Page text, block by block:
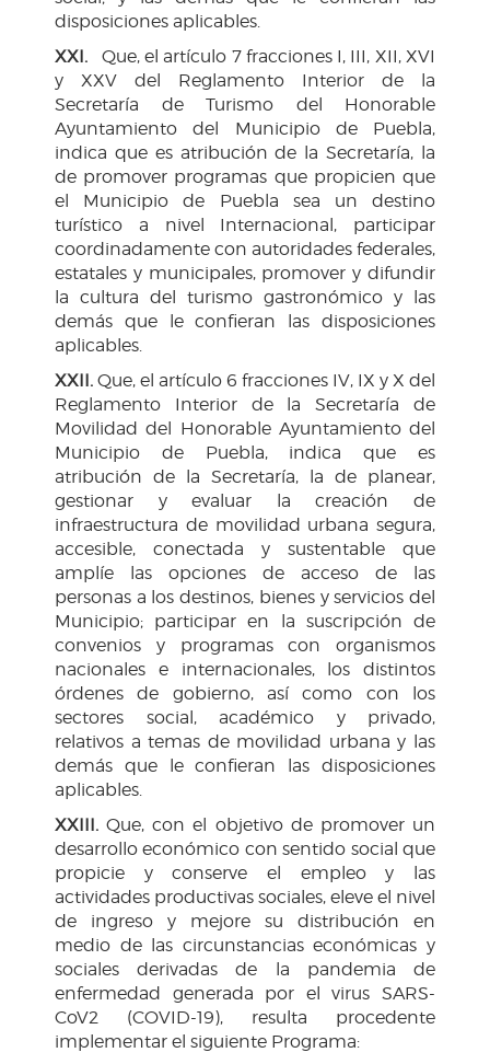
disposiciones aplicables.
XXI.
Que, el artículo 7 fracciones I, III, XII, XVI
y XXV del Reglamento Interior de la
Secretaría de Turismo del Honorable
Ayuntamiento del Municipio de Puebla,
indica que es atribución de la Secretaría, la
de promover programas que propicien que
el Municipio de Puebla sea un destino
turístico a nivel Internacional, participar
coordinadamente con autoridades federales,
estatales y municipales, promover y difundir
la cultura del turismo gastronómico y las
demás que le confieran las disposiciones
aplicables.
XXII. Que, el artículo 6 fracciones IV, IX y X del
Reglamento Interior de la Secretaría de
Movilidad del Honorable Ayuntamiento del
Municipio de Puebla, indica que es
atribución de la Secretaría, la de planear,
gestionar y evaluar la creación de
infraestructura de movilidad urbana segura,
accesible, conectada y sustentable que
amplíe las opciones de acceso de las
personas a los destinos, bienes y servicios del
Municipio; participar en la suscripción de
convenios y programas con organismos
nacionales e internacionales, los distintos
órdenes de gobierno, así como con los
sectores social, académico y privado,
relativos a temas de movilidad urbana y las
demás que le confieran las disposiciones
aplicables.
XXIII. Que, con el objetivo de promover un
desarrollo económico con sentido social que
propicie y conserve el empleo y las
actividades productivas sociales, eleve el nivel
de ingreso y mejore su distribución en
medio de las circunstancias económicas y
sociales derivadas de la pandemia de
enfermedad generada por el virus SARS-
CoV2 (COVID-19), resulta procedente
implementar el siguiente Programa: